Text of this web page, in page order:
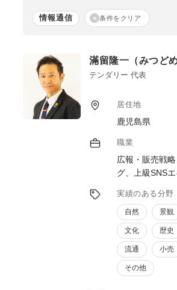
情報通信 × 条件をクリア
滿留隆一（みつど
テンダリー 代表
居住地
鹿児島県
職業
広報・販売戦
グ、上級SNS
実績のある分野
自然 景観
文化 歴史
流通 小売
その他